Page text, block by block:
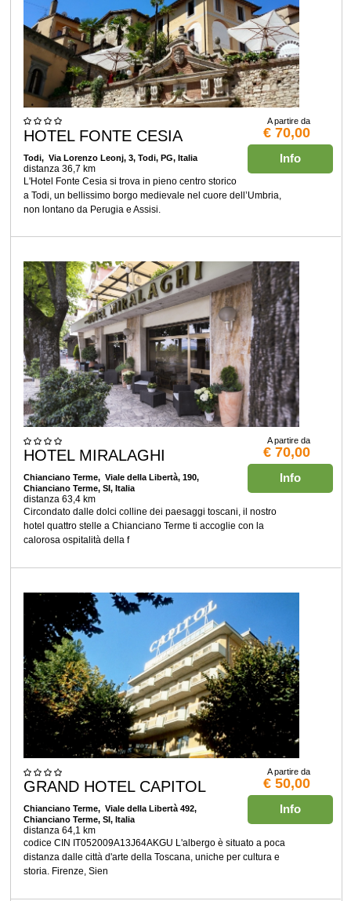
A partire da
€ 70,00
Info
HOTEL FONTE CESIA
Todi, Via Lorenzo Leonj, 3, Todi, PG, Italia
distanza 36,7 km
L'Hotel Fonte Cesia si trova in pieno centro storico
a Todi, un bellissimo borgo medievale nel cuore dell’Umbria,
non lontano da Perugia e Assisi.
A partire da
€ 70,00
Info
HOTEL MIRALAGHI
Chianciano Terme, Viale della Libertà, 190,
Chianciano Terme, SI, Italia
distanza 63,4 km
Circondato dalle dolci colline dei paesaggi toscani, il nostro
hotel quattro stelle a Chianciano Terme ti accoglie con la
calorosa ospitalità della f
A partire da
€ 50,00
Info
GRAND HOTEL CAPITOL
Chianciano Terme, Viale della Libertà 492,
Chianciano Terme, SI, Italia
distanza 64,1 km
codice CIN IT052009A13J64AKGU L'albergo è situato a poca
distanza dalle città d'arte della Toscana, uniche per cultura e
storia. Firenze, Sien